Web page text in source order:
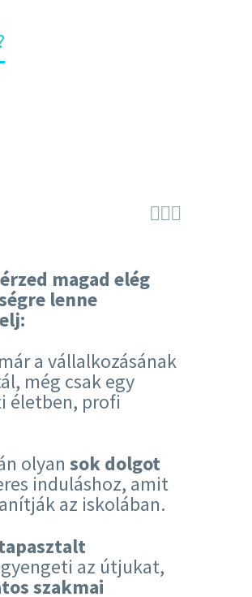

magad elég
lenne
a vállalkozásának
még csak egy
életben, profi
olyan sok dolgot
induláshoz, amit
az iskolában.
az útjukat,
szakmai